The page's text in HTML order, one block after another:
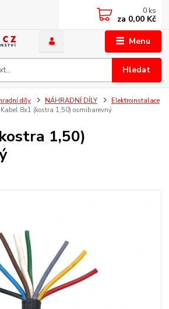
Menu
Hledat
0 ks
za 0,00 Kč
díly NÁHRADNÍ DÍLY
Elektroinstalace
Kabel 8x1 (kostra 1,50) osmibarevný
1,50)